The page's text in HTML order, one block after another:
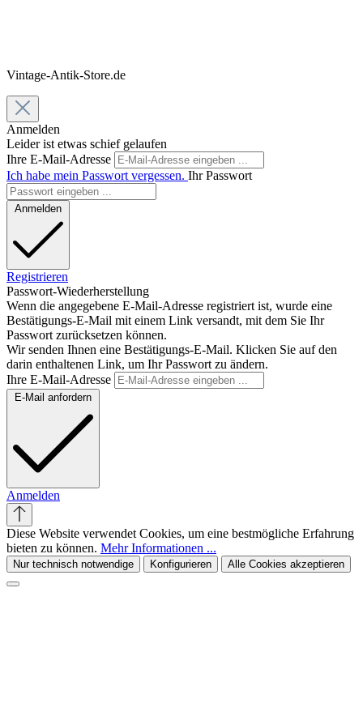
Vintage-Antik-Store.de
Anmelden
Leider ist etwas schief gelaufen
Ihre E-Mail-Adresse
Ich habe mein Passwort vergessen. Ihr Passwort
Anmelden
Registrieren
Passwort-Wiederherstellung
Wenn die angegebene E-Mail-Adresse registriert ist, wurde eine
Bestätigungs-E-Mail mit einem Link versandt, mit dem Sie Ihr
Passwort zurücksetzen können.
Wir senden Ihnen eine Bestätigungs-E-Mail. Klicken Sie auf den
darin enthaltenen Link, um Ihr Passwort zu ändern.
Ihre E-Mail-Adresse
E-Mail anfordern
Anmelden
Diese Website verwendet Cookies, um eine bestmögliche Erfahrung
bieten zu können. Mehr Informationen ...
Nur technisch notwendige Konfigurieren Alle Cookies akzeptieren